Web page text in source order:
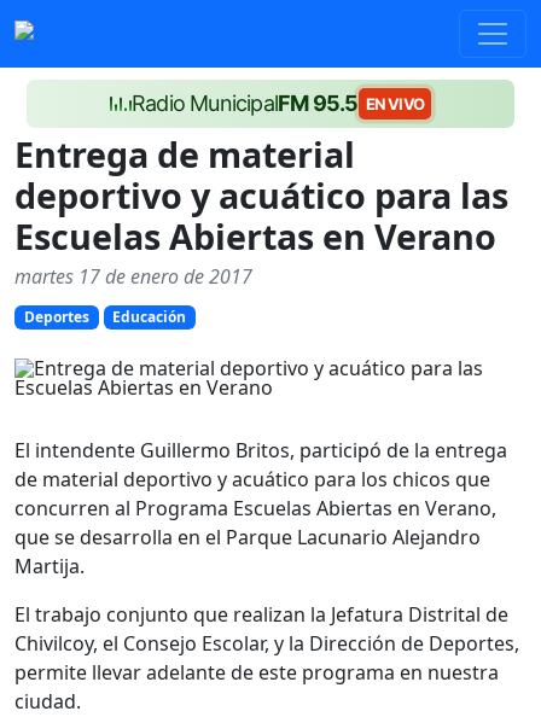
Radio MunicipalFM 95.5 EN VIVO
Entrega de material
deportivo y acuático para las
Escuelas Abiertas en Verano
martes 17 de enero de 2017
Deportes Educación
El intendente Guillermo Britos, participó de la entrega
de material deportivo y acuático para los chicos que
concurren al Programa Escuelas Abiertas en Verano,
que se desarrolla en el Parque Lacunario Alejandro
Martija.
El trabajo conjunto que realizan la Jefatura Distrital de
Chivilcoy, el Consejo Escolar, y la Dirección de Deportes,
permite llevar adelante de este programa en nuestra
ciudad.